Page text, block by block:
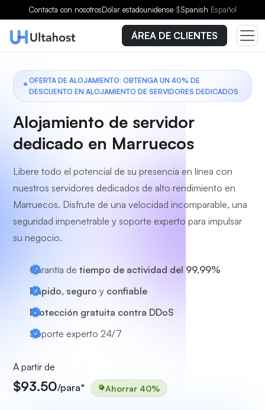
Contacta con nosotrosDólar estadounidense $Spanish Español
ÁREA DE CLIENTES
OFERTA DE ALOJAMIENTO: OBTENGA UN 40% DE
DESCUENTO EN ALOJAMIENTO DE SERVIDORES DEDICADOS
Alojamiento de servidor
dedicado en Marruecos
Libere todo el potencial de su presencia en línea con
nuestros servidores dedicados de alto rendimiento en
Marruecos. Disfrute de una velocidad incomparable, una
seguridad impenetrable y soporte experto para impulsar
su negocio.
Garantía de tiempo de actividad del 99,99%
Rápido, seguro y confiable
Protección gratuita contra DDoS
Soporte experto 24/7
A partir de
$93.50/para* Ahorrar 40%